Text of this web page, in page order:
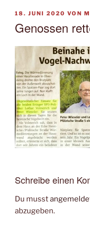
VERÖFFENTLICHT
18. JUNI 2020 VON
Genossen
Schreibe einen
Du musst
abzugeben.